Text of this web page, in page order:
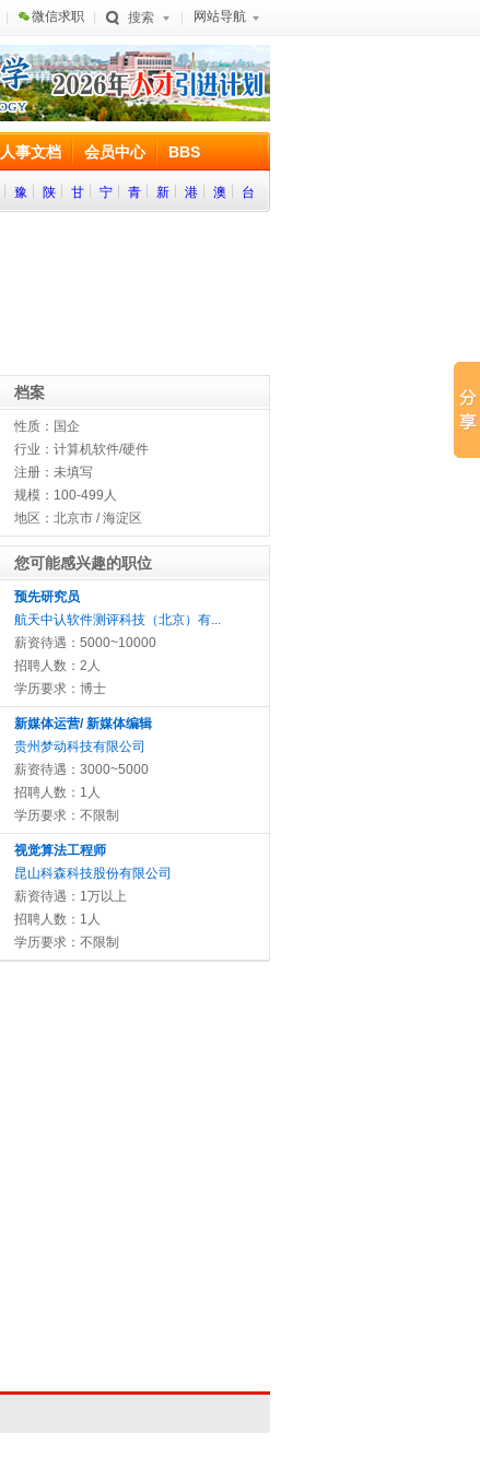
网站导航
搜索
微信求职
人事文档 会员中心 BBS
豫 陕 甘 宁 青 新 港 澳 台
档案
性质：国企
行业：计算机软件/硬件
注册：未填写
规模：100-499人
地区：北京市 / 海淀区
您可能感兴趣的职位
预先研究员
航天中认软件测评科技（北京）有...
薪资待遇：5000~10000
招聘人数：2人
学历要求：博士
新媒体运营/ 新媒体编辑
贵州梦动科技有限公司
薪资待遇：3000~5000
招聘人数：1人
学历要求：不限制
视觉算法工程师
昆山科森科技股份有限公司
薪资待遇：1万以上
招聘人数：1人
学历要求：不限制